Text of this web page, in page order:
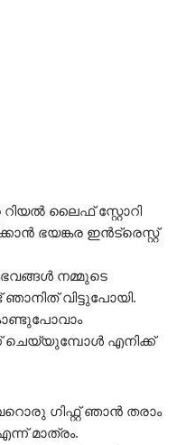
ലൈഫ് സ്റ്റോറി
ഭയങ്കര ഇൻട്രെസ്റ്റ്‌
നമ്മുടെ
വിട്ടുപോയി.
ചെയ്യുമ്പോൾ എനിക്ക്
ഗിഫ്റ്റ് ഞാൻ തരാം
മാത്രം.